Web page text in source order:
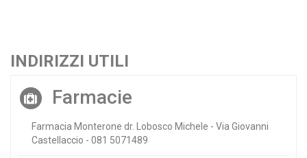
INDIRIZZI UTILI
Farmacie
Farmacia Monterone dr. Lobosco Michele - Via Giovanni
Castellaccio - 081 5071489